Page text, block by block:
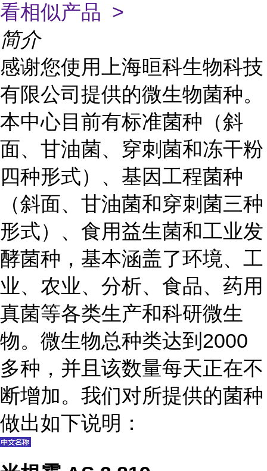
看相似产品 >
简介
感谢您使用上海晅科生物科技
有限公司提供的微生物菌种。
本中心目前有标准菌种（斜
面、甘油菌、穿刺菌和冻干粉
四种形式）、基因工程菌种
（斜面、甘油菌和穿刺菌三种
形式）、食用益生菌和工业发
酵菌种，基本涵盖了环境、工
业、农业、分析、食品、药用
真菌等各类生产和科研微生
物。微生物总种类达到2000
多种，并且该数量每天正在不
断增加。我们对所提供的菌种
做出如下说明：